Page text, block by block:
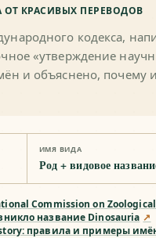
ОТ КРАСИВЫХ ПЕРЕВОДОВ
кодекса,
«утверждение
и объяснено, почему
ИМЯ ВИДА
Род + видовое
Commission on
название Dinosauria ↗
правила и примеры